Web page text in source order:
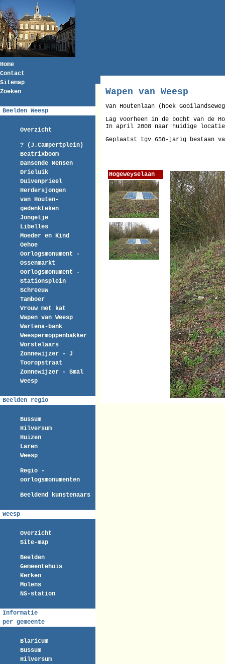
Home
Contact
Sitemap
Zoeken
Beelden Weesp
Overzicht
? (J.Campertplein)
Beatrixboom
Dansende Mensen
Drieluik
Duivenprieel
Herdersjongen
van Houten-
gedenkteken
Jongetje
Libelles
Moeder en Kind
Oehoe
Oorlogsmonument -
Ossenmarkt
Oorlogsmonument -
Stationsplein
Schreeuw
Tamboer
Vrouw met kat
Wapen van Weesp
Wartena-bank
Weespermoppenbakker
Worstelaars
Zonnewijzer - J
Tooropstraat
Zonnewijzer - Smal
Weesp
Beelden regio
Bussum
Hilversum
Huizen
Laren
Weesp
Regio -
oorlogsmonumenten
Beeldend kunstenaars
Weesp
Overzicht
Site-map
Beelden
Gemeentehuis
Kerken
Molens
NS-station
Informatie
per gemeente
Blaricum
Bussum
Hilversum
Wapen van Weesp
Van Houtenlaan (hoek
Lag voorheen in de bocht van de
In april 2008 naar huidige
Geplaatst tgv 650-jarig bestaan
Hogeweyselaan